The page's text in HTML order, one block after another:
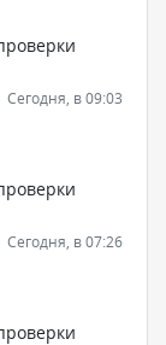
Сегодня, в 09:03
Сегодня, в 07:26